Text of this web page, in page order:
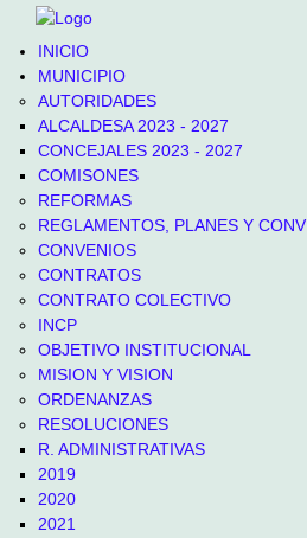
INICIO
MUNICIPIO
AUTORIDADES
ALCALDESA 2023 - 2027
CONCEJALES 2023 - 2027
COMISONES
REFORMAS
REGLAMENTOS, PLANES Y
CONVENIOS
CONTRATOS
CONTRATO COLECTIVO
INCP
OBJETIVO INSTITUCIONAL
MISION Y VISION
ORDENANZAS
RESOLUCIONES
R. ADMINISTRATIVAS
2019
2020
2021